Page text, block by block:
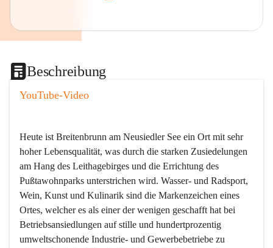
Beschreibung
YouTube-Video
Heute ist Breitenbrunn am Neusiedler See ein Ort mit sehr
hoher Lebensqualität, was durch die starken Zusiedelungen
am Hang des Leithagebirges und die Errichtung des
Pußtawohnparks unterstrichen wird. Wasser- und Radsport,
Wein, Kunst und Kulinarik sind die Markenzeichen eines
Ortes, welcher es als einer der wenigen geschafft hat bei
Betriebsansiedlungen auf stille und hundertprozentig
umweltschonende Industrie- und Gewerbebetriebe zu